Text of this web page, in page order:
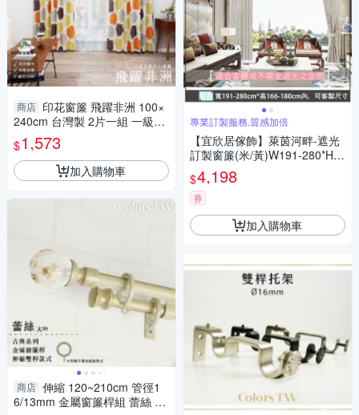
商店 印花窗簾 飛躍非洲 100×
240cm 台灣製 2片一組 一級遮
光 可水洗 半腰窗 現代感窗簾
兩倍抓皺
$1,573
加入購物車
商店 伸縮 120~210cm 管徑1
6/13mm 金屬窗簾桿組 蕾絲 雙
專業訂製服務,質感加倍
【宜欣居傢飾】萊茵河畔-遮光
訂製窗簾(米/黃)W191-280*H1
66-180cm以內
$4,198
券
加入購物車